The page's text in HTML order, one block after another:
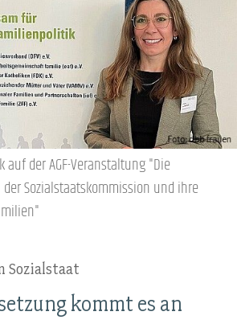
der AGF-Veranstaltung "Die
Sozialstaatskommission und ihre
Sozialstaat
kommt es an